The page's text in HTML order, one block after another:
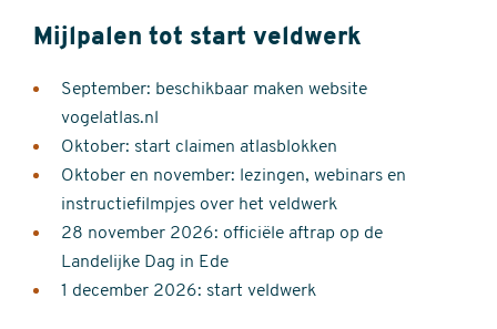
Mijlpalen tot start veldwerk
September: beschikbaar maken website
vogelatlas.nl
Oktober: start claimen atlasblokken
Oktober en november: lezingen, webinars en
instructiefilmpjes over het veldwerk
28 november 2026: officiële aftrap op de
Landelijke Dag in Ede
1 december 2026: start veldwerk